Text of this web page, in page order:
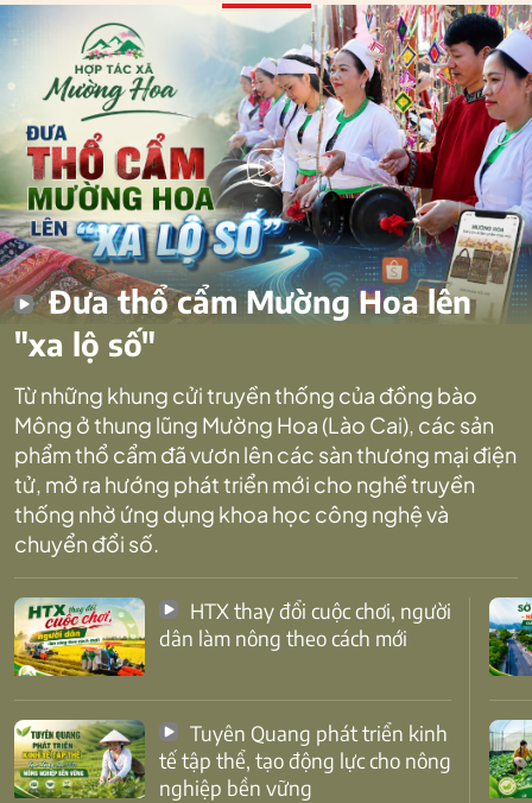
Đưa thổ cẩm Mường Hoa lên
"xa lộ số"
Từ những khung cửi truyền thống của đồng bào
Mông ở thung lũng Mường Hoa (Lào Cai), các sản
phẩm thổ cẩm đã vươn lên các sàn thương mại điện
tử, mở ra hướng phát triển mới cho nghề truyền
thống nhờ ứng dụng khoa học công nghệ và
chuyển đổi số.
dân làm nông theo cách mới
tế tập thể, tạo động lực cho nông
nghiệp bền vững